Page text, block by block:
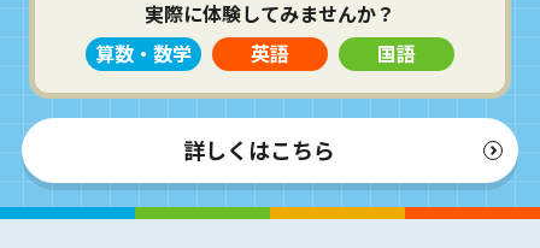
実際に体験してみませんか？
算数・数学
英語 国語
詳しくはこちら